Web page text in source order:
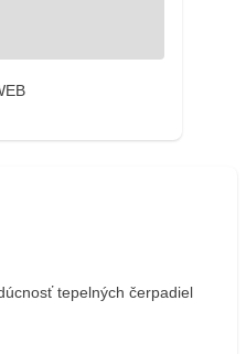
tepelných čerpadiel